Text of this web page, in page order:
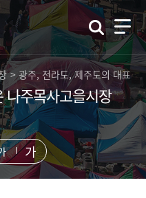
> 광주, 전라도, 제주도의 대표
나주목사고을시장
가